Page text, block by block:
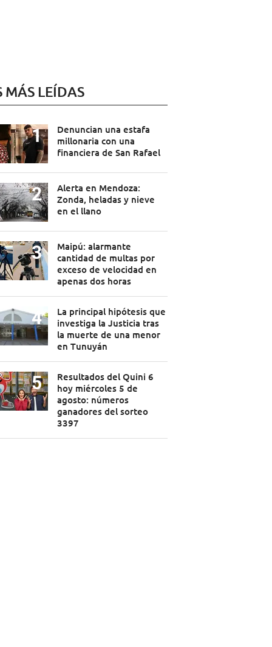
MÁS LEÍDAS
Denuncian una estafa
millonaria con una
financiera de San Rafael
Alerta en Mendoza:
Zonda, heladas y nieve
en el llano
Maipú: alarmante
cantidad de multas por
exceso de velocidad en
apenas dos horas
La principal hipótesis que
investiga la Justicia tras
la muerte de una menor
en Tunuyán
Resultados del Quini 6
hoy miércoles 5 de
agosto: números
ganadores del sorteo
3397